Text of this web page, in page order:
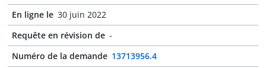
En ligne le 30 juin 2022
Requête en révision de -
Numéro de la demande 13713956.4